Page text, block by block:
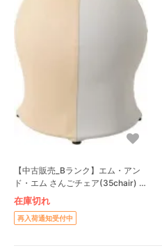
【中古販売_Bランク】エム・アン
ド・エム さんごチェア(35chair) 授
乳グッズ・ママ用品 エム・アン
ド・エム(mimi)
在庫切れ
再入荷通知受付中